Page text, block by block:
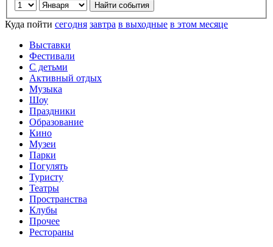
Куда пойти сегодня завтра в выходные в этом месяце
Выставки
Фестивали
С детьми
Активный отдых
Музыка
Шоу
Праздники
Образование
Кино
Музеи
Парки
Погулять
Туристу
Театры
Пространства
Клубы
Прочее
Рестораны